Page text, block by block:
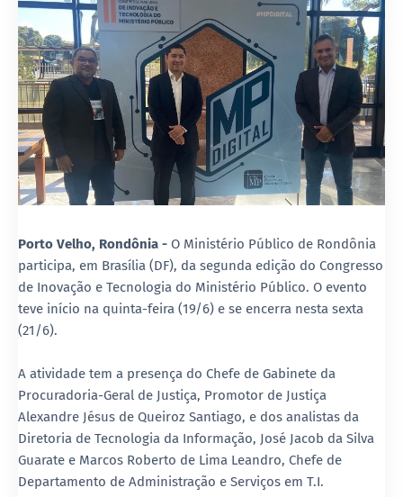
Porto Velho, Rondônia - O Ministério Público de Rondônia
participa, em Brasília (DF), da segunda edição do Congresso
de Inovação e Tecnologia do Ministério Público. O evento
teve início na quinta-feira (19/6) e se encerra nesta sexta
(21/6).
A atividade tem a presença do Chefe de Gabinete da
Procuradoria-Geral de Justiça, Promotor de Justiça
Alexandre Jésus de Queiroz Santiago, e dos analistas da
Diretoria de Tecnologia da Informação, José Jacob da Silva
Guarate e Marcos Roberto de Lima Leandro, Chefe de
Departamento de Administração e Serviços em T.I.